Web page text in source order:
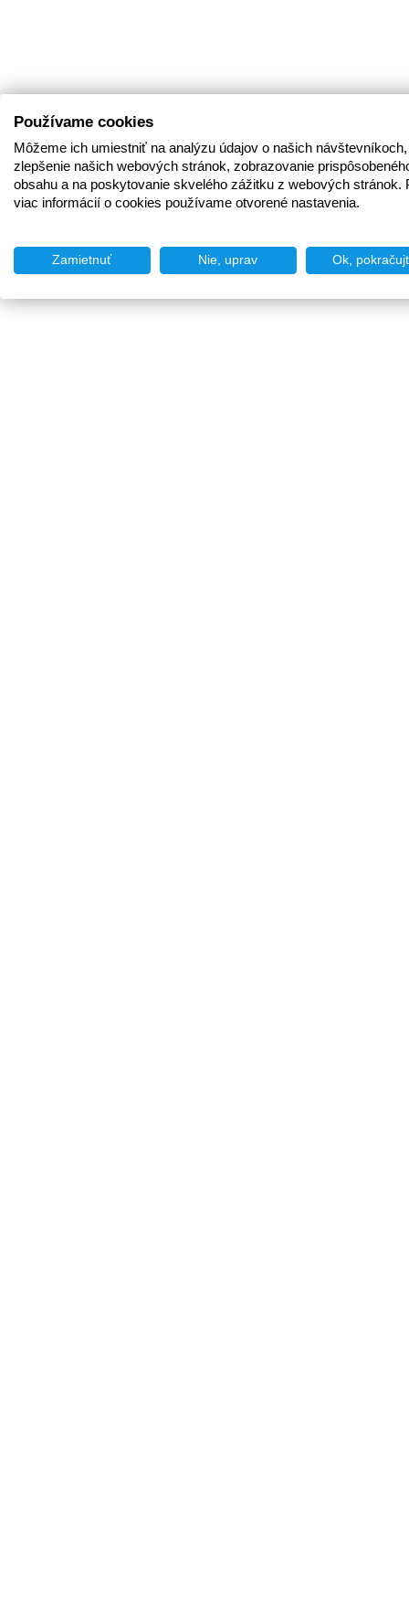
Používame cookies
Môžeme ich umiestniť na analýzu údajov o našich
zlepšenie našich webových stránok, zobrazovanie
obsahu a na poskytovanie skvelého zážitku z webových stránok.
viac informácií o cookies používame otvorené nastavenia.
Zamietnuť Nie, uprav Ok,